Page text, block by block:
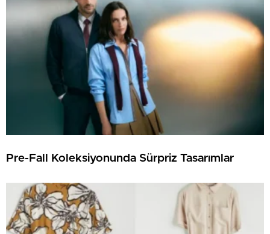
Pre-Fall Koleksiyonunda Sürpriz Tasarımlar